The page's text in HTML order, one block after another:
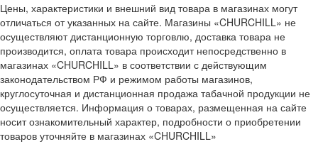
Цены, характеристики и внешний вид товара в магазинах могут
отличаться от указанных на сайте. Магазины «CHURCHILL» не
осуществляют дистанционную торговлю, доставка товара не
производится, оплата товара происходит непосредственно в
магазинах «CHURCHILL» в соответствии с действующим
законодательством РФ и режимом работы магазинов,
круглосуточная и дистанционная продажа табачной продукции не
осуществляется. Информация о товарах, размещенная на сайте
носит ознакомительный характер, подробности о приобретении
товаров уточняйте в магазинах «CHURCHILL»